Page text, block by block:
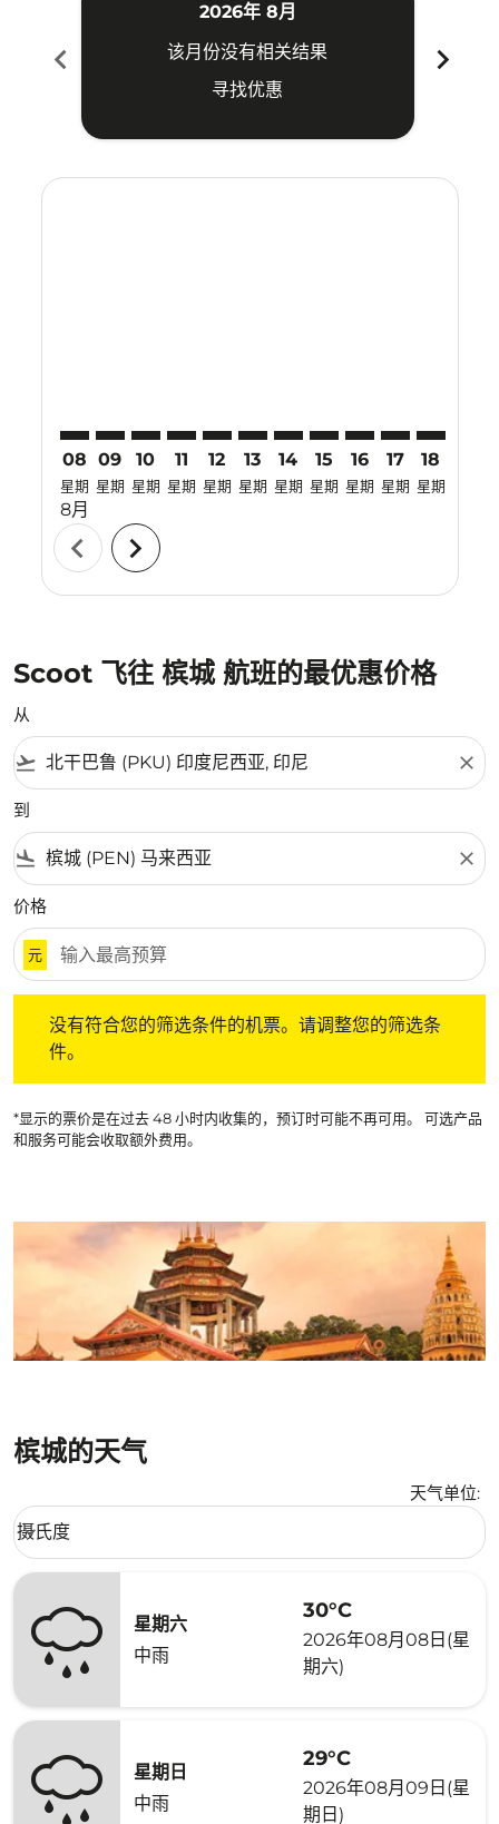
chevron_left
2026年 8月
该月份没有相关结果
寻找优惠
chevron_right
08
星期
8月
09
星期
10
星期
11
星期
12
星期
13
星期
14
星期
15
星期
16
星期
17
星期
18
星期
chevron_left chevron_right
Scoot 飞往 槟城 航班的最优惠价格
从
flight_takeoff close
到
flight_land close
价格
元
没有符合您的筛选条件的机票。请调整您的筛选条
件。
*显示的票价是在过去 48 小时内收集的，预订时可能不再可用。 可选产品
和服务可能会收取额外费用。
槟城的天气
天气单位:
Weather unit option 摄氏度 Selected
摄氏度
keyboard_arrow_down
星期六
中雨
30°C
2026年08月08日(星
期六)
星期日
中雨
29°C
2026年08月09日(星
期日)